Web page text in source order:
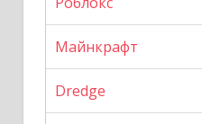
Майнкрафт
Dredge